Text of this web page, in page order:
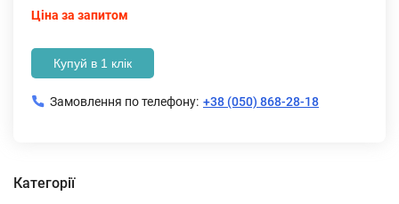
Ціна за запитом
Купуй в 1 клік
Замовлення по телефону: +38 (050) 868-28-18
Категорії